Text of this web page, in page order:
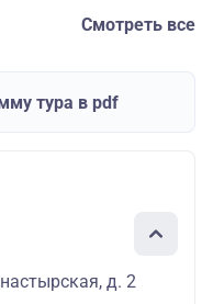
Смотреть все
тура в pdf
д. 2